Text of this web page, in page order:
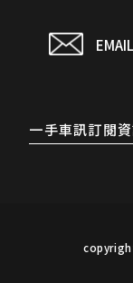
EMAIL
一手車訊訂閱